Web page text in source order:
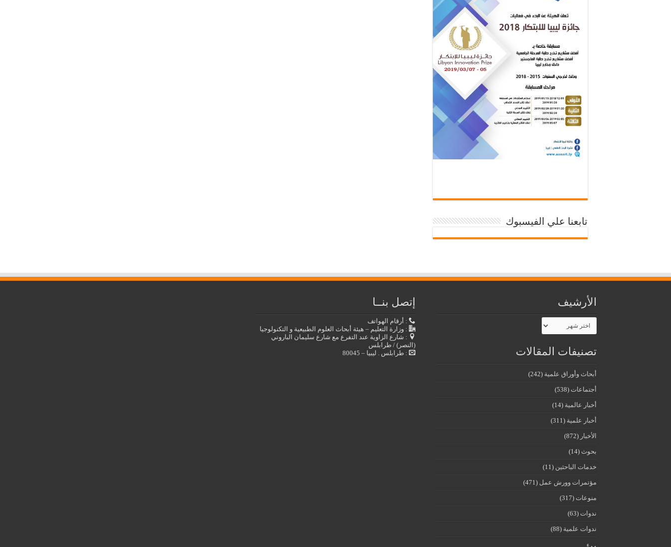
تابعنا علي الفيسبوك
الأرشيف
الأرشيف
تصنيفات المقالات
أبحاث وأوراق علمية (242)
أجتماعات (538)
أخبار عالمية (14)
أخبار علمية (311)
الأخبار (872)
بحوث (14)
خدمات الباحثين (11)
مؤتمرات وورش عمل (471)
منوعات (317)
ندوات (63)
ندوات علمية (88)
إتصل بنــا
: أرقام الهواتف
: وزارة التعليم – هيئة أبحاث العلوم الطبيعية و التكنولوجيا
: شارع الزاوية عند التفرع مع شارع سليمان الباروني
(النصر) / طرابلس
: طرابلس . ليبيا – 80045